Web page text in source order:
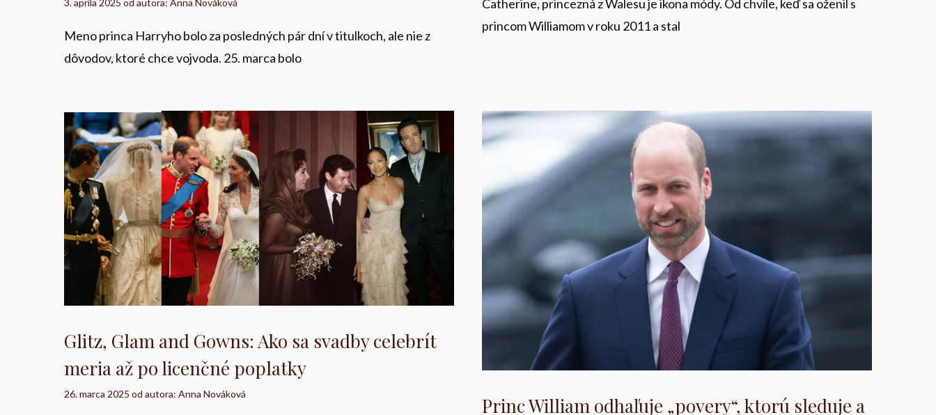
Meno princa Harryho bolo za posledných pár dní v titulkoch, ale nie z
dôvodov, ktoré chce vojvoda. 25. marca bolo
Catherine, princezná z Walesu je ikona módy. Od chvíle, keď sa oženil s
princom Williamom v roku 2011 a stal
Glitz, Glam and Gowns: Ako sa svadby celebrít
meria až po licenčné poplatky
26. marca 2025 od autora: Anna Nováková Princ William odhaľuje „povery“, ktorú sleduje a